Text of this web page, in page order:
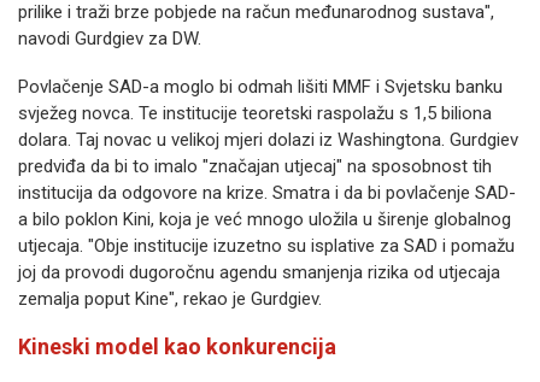
prilike i traži brze pobjede na račun međunarodnog sustava",
navodi Gurdgiev za DW.
Povlačenje SAD-a moglo bi odmah lišiti MMF i Svjetsku banku
svježeg novca. Te institucije teoretski raspolažu s 1,5 biliona
dolara. Taj novac u velikoj mjeri dolazi iz Washingtona. Gurdgiev
predviđa da bi to imalo "značajan utjecaj" na sposobnost tih
institucija da odgovore na krize. Smatra i da bi povlačenje SAD-
a bilo poklon Kini, koja je već mnogo uložila u širenje globalnog
utjecaja. "Obje institucije izuzetno su isplative za SAD i pomažu
joj da provodi dugoročnu agendu smanjenja rizika od utjecaja
zemalja poput Kine", rekao je Gurdgiev.
Kineski model kao konkurencija